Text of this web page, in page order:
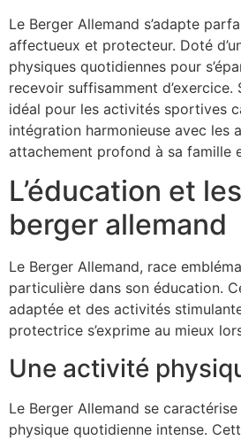
Le Berger Allemand s’adapte
affectueux et protecteur. Doté
physiques quotidiennes pour
recevoir suffisamment
idéal pour les activités sportives
intégration harmonieuse avec les
attachement profond à sa famille
L’éducation et
berger allemand
Le Berger Allemand, race
particulière dans son éducation.
adaptée et des activités
protectrice s’exprime au mieux
Une activité
Le Berger Allemand se
physique quotidienne intense.